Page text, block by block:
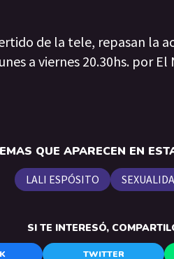
de la tele, repasan la
a viernes 20.30hs. por El
QUE APARECEN EN
LALI ESPÓSITO
SI TE INTERESÓ,
TWITTER